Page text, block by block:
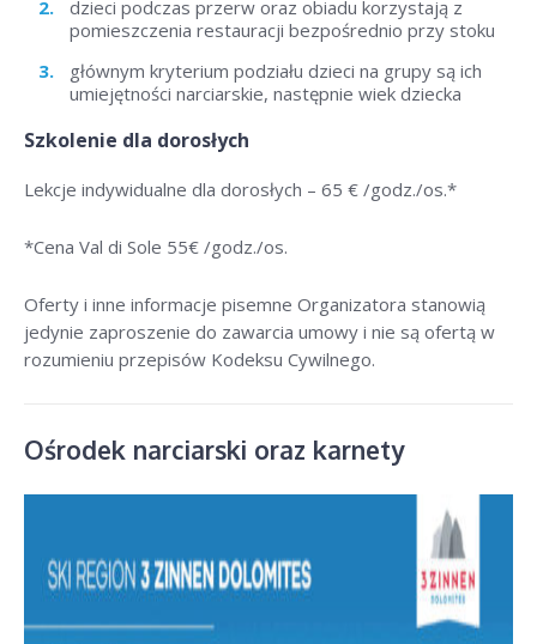
dzieci podczas przerw oraz obiadu korzystają z
pomieszczenia restauracji bezpośrednio przy stoku
głównym kryterium podziału dzieci na grupy są ich
umiejętności narciarskie, następnie wiek dziecka
Szkolenie dla dorosłych
Lekcje indywidualne dla dorosłych – 65 € /godz./os.*
*Cena Val di Sole 55€ /godz./os.
Oferty i inne informacje pisemne Organizatora stanowią
jedynie zaproszenie do zawarcia umowy i nie są ofertą w
rozumieniu przepisów Kodeksu Cywilnego.
Ośrodek narciarski oraz karnety